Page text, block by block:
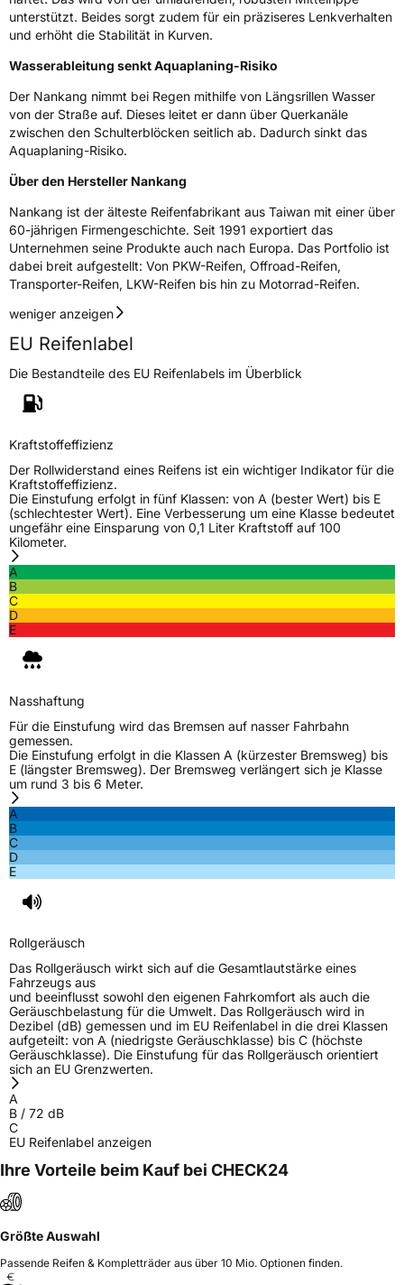
3PMSF / Schneeflockensymbol / Alpine-SymbolNein
EisgripNein
EPREL ID468640
Allgemeine Produktsicherheit (GPSR)
PARKSTRAAT 83 2514 JG DEN HAAG
unterstützt. Beides sorgt zudem für ein präziseres Lenkverhalten
und erhöht die Stabilität in Kurven.
Wasserableitung senkt Aquaplaning-Risiko
Der Nankang nimmt bei Regen mithilfe von Längsrillen Wasser
von der Straße auf. Dieses leitet er dann über Querkanäle
zwischen den Schulterblöcken seitlich ab. Dadurch sinkt das
Aquaplaning-Risiko.
Über den Hersteller Nankang
Nankang ist der älteste Reifenfabrikant aus Taiwan mit einer über
60-jährigen Firmengeschichte. Seit 1991 exportiert das
Unternehmen seine Produkte auch nach Europa. Das Portfolio ist
dabei breit aufgestellt: Von PKW-Reifen, Offroad-Reifen,
Transporter-Reifen, LKW-Reifen bis hin zu Motorrad-Reifen.
weniger anzeigen
EU Reifenlabel
Die Bestandteile des EU Reifenlabels im Überblick
Kraftstoffeffizienz
Der Rollwiderstand eines Reifens ist ein wichtiger Indikator für die
Kraftstoffeffizienz.
Die Einstufung erfolgt in fünf Klassen: von A (bester Wert) bis E
(schlechtester Wert). Eine Verbesserung um eine Klasse bedeutet
ungefähr eine Einsparung von 0,1 Liter Kraftstoff auf 100
Kilometer.
A
B
C
D
E
Nasshaftung
Für die Einstufung wird das Bremsen auf nasser Fahrbahn
gemessen.
Die Einstufung erfolgt in die Klassen A (kürzester Bremsweg) bis
E (längster Bremsweg). Der Bremsweg verlängert sich je Klasse
um rund 3 bis 6 Meter.
A
B
C
D
E
Rollgeräusch
Das Rollgeräusch wirkt sich auf die Gesamtlautstärke eines
Fahrzeugs aus
und beeinflusst sowohl den eigenen Fahrkomfort als auch die
Geräuschbelastung für die Umwelt. Das Rollgeräusch wird in
Dezibel (dB) gemessen und im EU Reifenlabel in die drei Klassen
aufgeteilt: von A (niedrigste Geräuschklasse) bis C (höchste
Geräuschklasse). Die Einstufung für das Rollgeräusch orientiert
sich an EU Grenzwerten.
A
B / 72 dB
C
EU Reifenlabel anzeigen
Ihre Vorteile beim Kauf bei CHECK24
Größte Auswahl
Passende Reifen & Kompletträder aus über 10 Mio. Optionen finden.